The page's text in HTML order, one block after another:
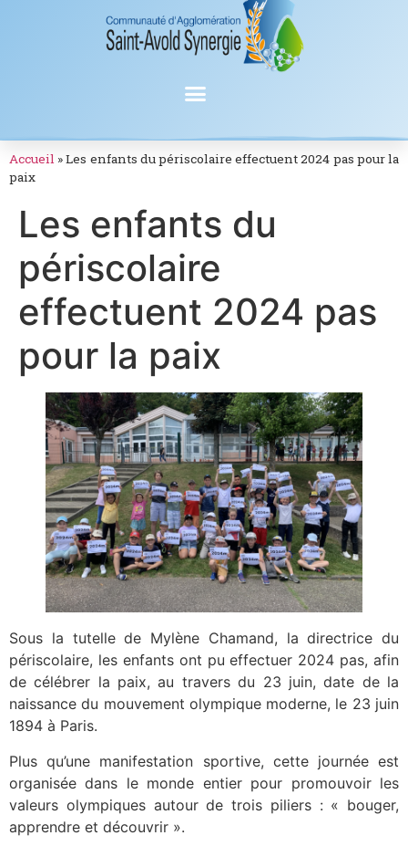
Accueil »Les enfants du périscolaire effectuent 2024 pas pour la
paix
Les enfants du
périscolaire
effectuent 2024 pas
pour la paix
Sous la tutelle de Mylène Chamand, la directrice du
périscolaire, les enfants ont pu effectuer 2024 pas, afin
de célébrer la paix, au travers du 23 juin, date de la
naissance du mouvement olympique moderne, le 23 juin
1894 à Paris.
Plus qu’une manifestation sportive, cette journée est
organisée dans le monde entier pour promouvoir les
valeurs olympiques autour de trois piliers : « bouger,
apprendre et découvrir ».